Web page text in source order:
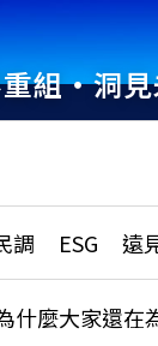
組・洞
調 ESG 遠
涯攻略
全解析
什麼大家還在